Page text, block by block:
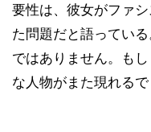
要性は、彼女がファ
た問題だと語ってい
ではありません。も
な人物がまた現れる